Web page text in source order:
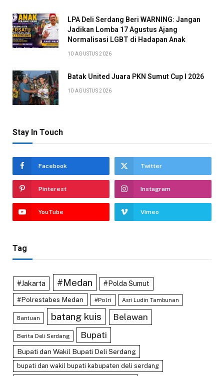
LPA Deli Serdang Beri WARNING: Jangan
Jadikan Lomba 17 Agustus Ajang
Normalisasi LGBT di Hadapan Anak
10 AGUSTUS 2026
Batak United Juara PKN Sumut Cup I 2026
10 AGUSTUS 2026
Stay In Touch
Facebook Twitter
Pinterest Instagram
YouTube Vimeo
Tag
#Jakarta #Medan
#Polda Sumut
#Polrestabes Medan
#Polri Asri Ludin Tambunan
Bantuan batang kuis Belawan
Berita Deli Serdang Bupati
Bupati dan Wakil Bupati Deli Serdang
bupati dan wakil bupati kabupaten deli serdang